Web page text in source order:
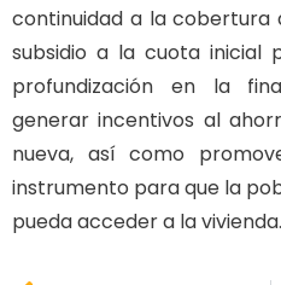
continuidad a la cobertura
subsidio a la cuota inicial
profundización en la
generar incentivos al
nueva, así como
instrumento para que la
pueda acceder a la vivienda.